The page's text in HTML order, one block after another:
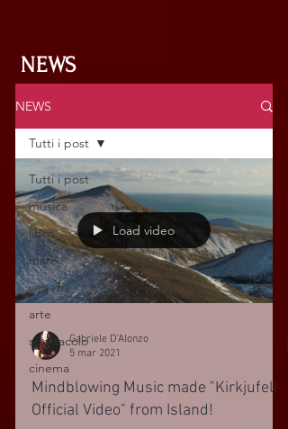
NEWS
NEWS
Tutti i post
musica
libro
mare
venezia
arte
spettacolo
cinema
Tutti i post
Load video
Gabriele D'Alonzo
5 mar 2021
Mindblowing Music made "Kirkjufell
Official Video" from Island!